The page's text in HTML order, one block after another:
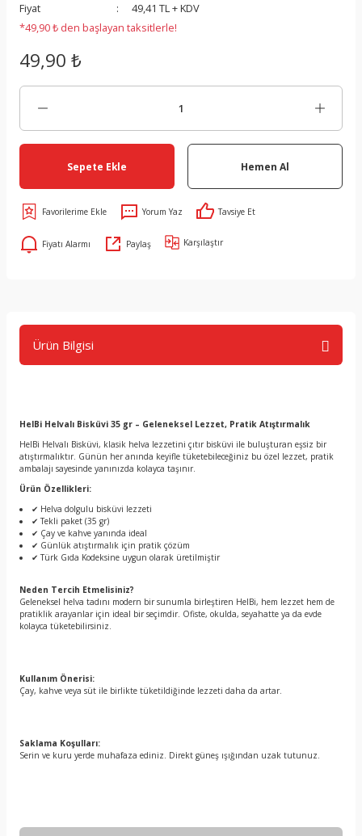
Fiyat
49,41 TL + KDV
*49,90 ₺ den başlayan taksitlerle!
49,90 ₺
Sepete Ekle Hemen Al
Yorum Yaz Tavsiye Et
Fiyatı Alarmı Paylaş Karşılaştır
Ürün Bilgisi
HelBi Helvalı Bisküvi 35 gr – Geleneksel Lezzet, Pratik Atıştırmalık
HelBi Helvalı Bisküvi, klasik helva lezzetini çıtır bisküvi ile buluşturan eşsiz bir
atıştırmalıktır. Günün her anında keyifle tüketebileceğiniz bu özel lezzet, pratik
ambalajı sayesinde yanınızda kolayca taşınır.
Ürün Özellikleri:
✔ Helva dolgulu bisküvi lezzeti
✔ Tekli paket (35 gr)
✔ Çay ve kahve yanında ideal
✔ Günlük atıştırmalık için pratik çözüm
✔ Türk Gıda Kodeksine uygun olarak üretilmiştir
Neden Tercih Etmelisiniz?
Geleneksel helva tadını modern bir sunumla birleştiren HelBi, hem lezzet hem de
pratiklik arayanlar için ideal bir seçimdir. Ofiste, okulda, seyahatte ya da evde
kolayca tüketebilirsiniz.
Kullanım Önerisi:
Çay, kahve veya süt ile birlikte tüketildiğinde lezzeti daha da artar.
Saklama Koşulları:
Serin ve kuru yerde muhafaza ediniz. Direkt güneş ışığından uzak tutunuz.